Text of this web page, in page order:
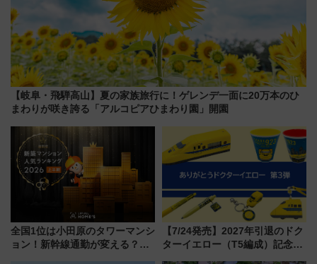
【岐阜・飛騨高山】夏の家族旅行に！ゲレンデ一面に20万本のひ
まわりが咲き誇る「アルコピアひまわり園」開園
全国1位は小田原のタワーマンシ
ョン！新幹線通勤が変える？
【7/24発売】2027年引退のドク
ターイエロー（T5編成）記念グ